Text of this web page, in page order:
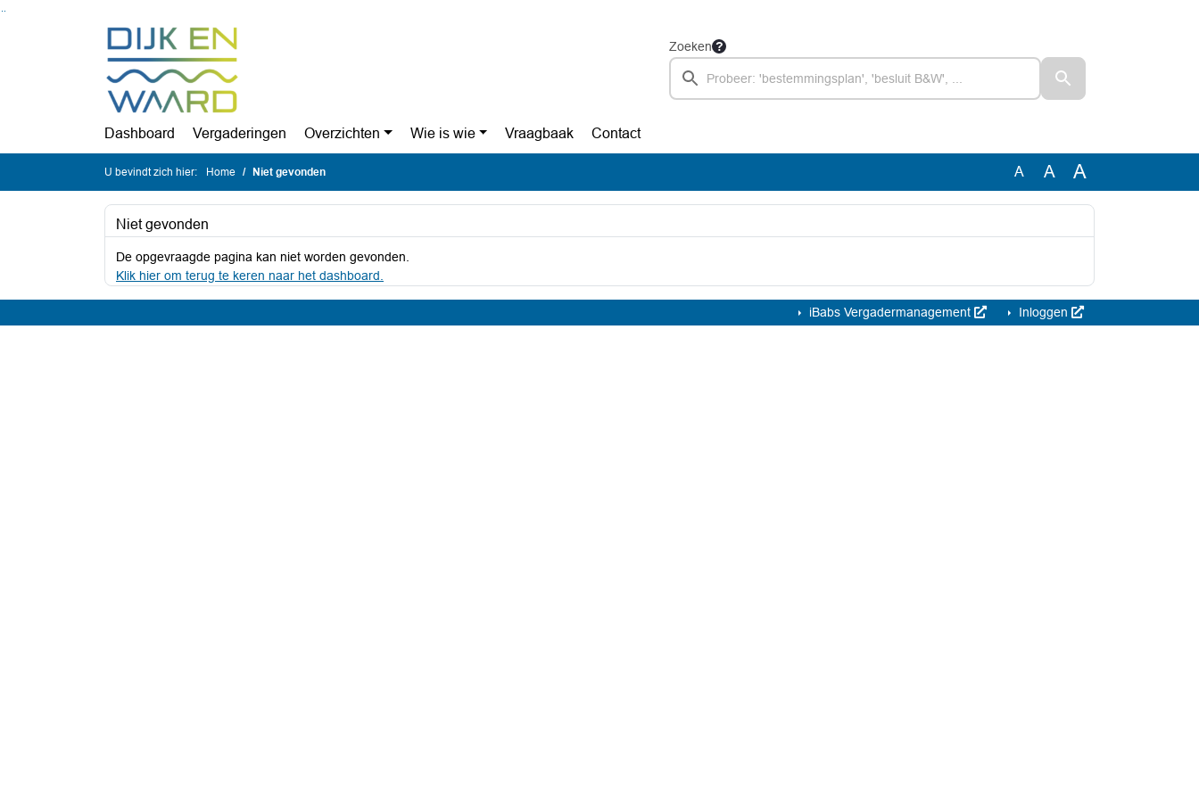
Zoeken
Dashboard Vergaderingen Overzichten Wie is wie Vraagbaak Contact
U bevindt zich hier: Home Niet gevonden A A A
Niet gevonden
De opgevraagde pagina kan niet worden gevonden.
Klik hier om terug te keren naar het dashboard.
iBabs Vergadermanagement Inloggen